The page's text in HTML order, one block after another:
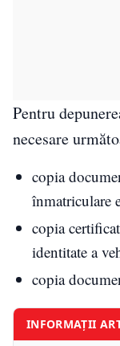
Pentru
necesare
copia
înmatriculare
copia
identitate a
copia
INFORMAȚII